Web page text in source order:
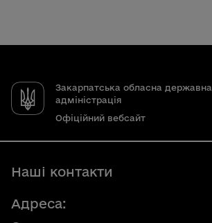
Закарпатська обласна державна
адміністрація
Офіційний вебсайт
Наші контакти
Адреса: